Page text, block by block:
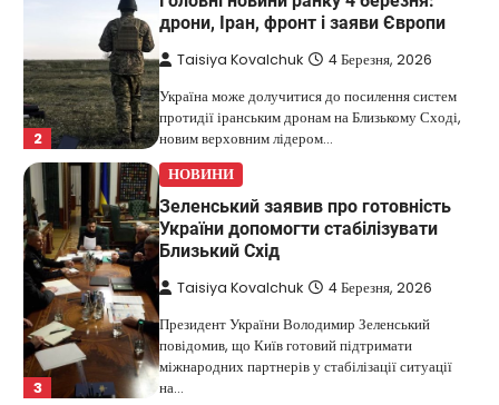
2
дрони, Іран, фронт і заяви Європи
Taisiya Kovalchuk 4 Березня, 2026
Україна може долучитися до посилення систем
протидії іранським дронам на Близькому Сході,
новим верховним лідером…
3
НОВИНИ
Зеленський заявив про готовність
України допомогти стабілізувати
Близький Схід
Taisiya Kovalchuk 4 Березня, 2026
Президент України Володимир Зеленський
повідомив, що Київ готовий підтримати
міжнародних партнерів у стабілізації ситуації
на…